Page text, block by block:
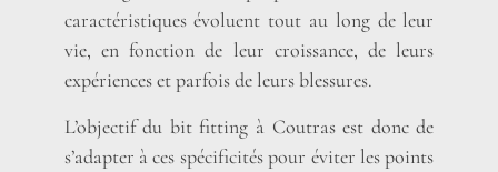
caractéristiques évoluent tout au long de leur
vie, en fonction de leur croissance, de leurs
expériences et parfois de leurs blessures.
L’objectif du bit fitting à Coutras est donc de
s’adapter à ces spécificités pour éviter les points